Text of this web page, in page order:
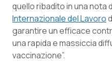
quello ribadito in una nota
Internazionale del Lavoro
garantire un efficace
una rapida e massiccia
vaccinazione”.